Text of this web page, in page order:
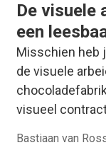
De visuele
een
Misschien heb
de visuele
visueel
Bastiaan van